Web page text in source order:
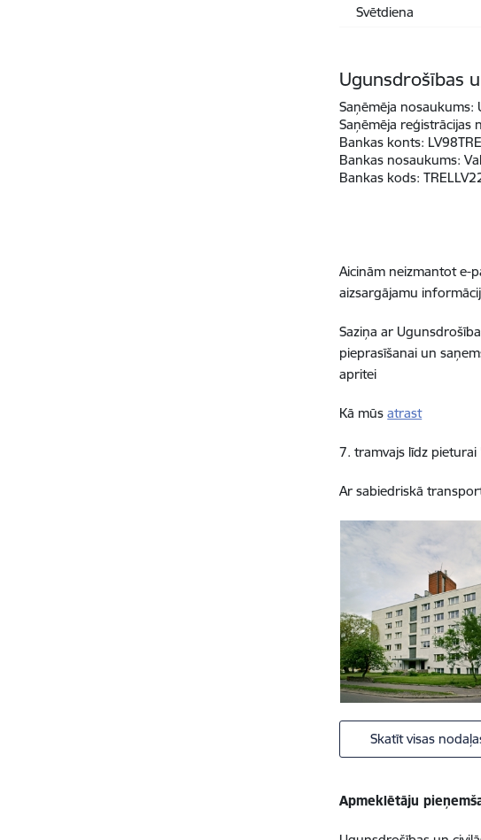
Svētdiena
Ugunsdrošības
Saņēmēja nosaukums:
Saņēmēja reģistrācijas
Bankas konts:
Bankas nosaukums:
Bankas kods:
Aicinām neizmantot e-
aizsargājamu
Saziņa ar
pieprasīšanai un
apritei
Kā mūsatrast
7. tramvajs līdz
Ar sabiedriskā
Skatīt visas
Apmeklētāju